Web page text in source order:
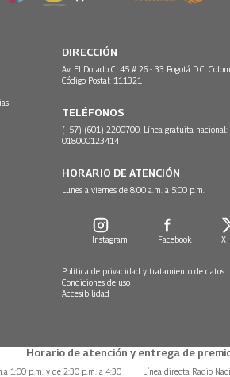
DIRECCIÓN
Av. El Dorado Cr.45 # 26 - 33 Bogotá D.C.
Código Postal: 111321
TELÉFONOS
(+57) (601) 2200700. Línea gratuita nacional:
018000123414
HORARIO DE ATENCIÓN
Lunes a viernes de 8:00 a.m. a 5:00 p.m.
Instagram Facebook X
Política de privacidad y tratamiento de datos
Condiciones de uso
Accesibilidad
Horario de atención y entrega de
1:00 p.m. y de 2:30 p.m. a 4:30 Línea directa Radio